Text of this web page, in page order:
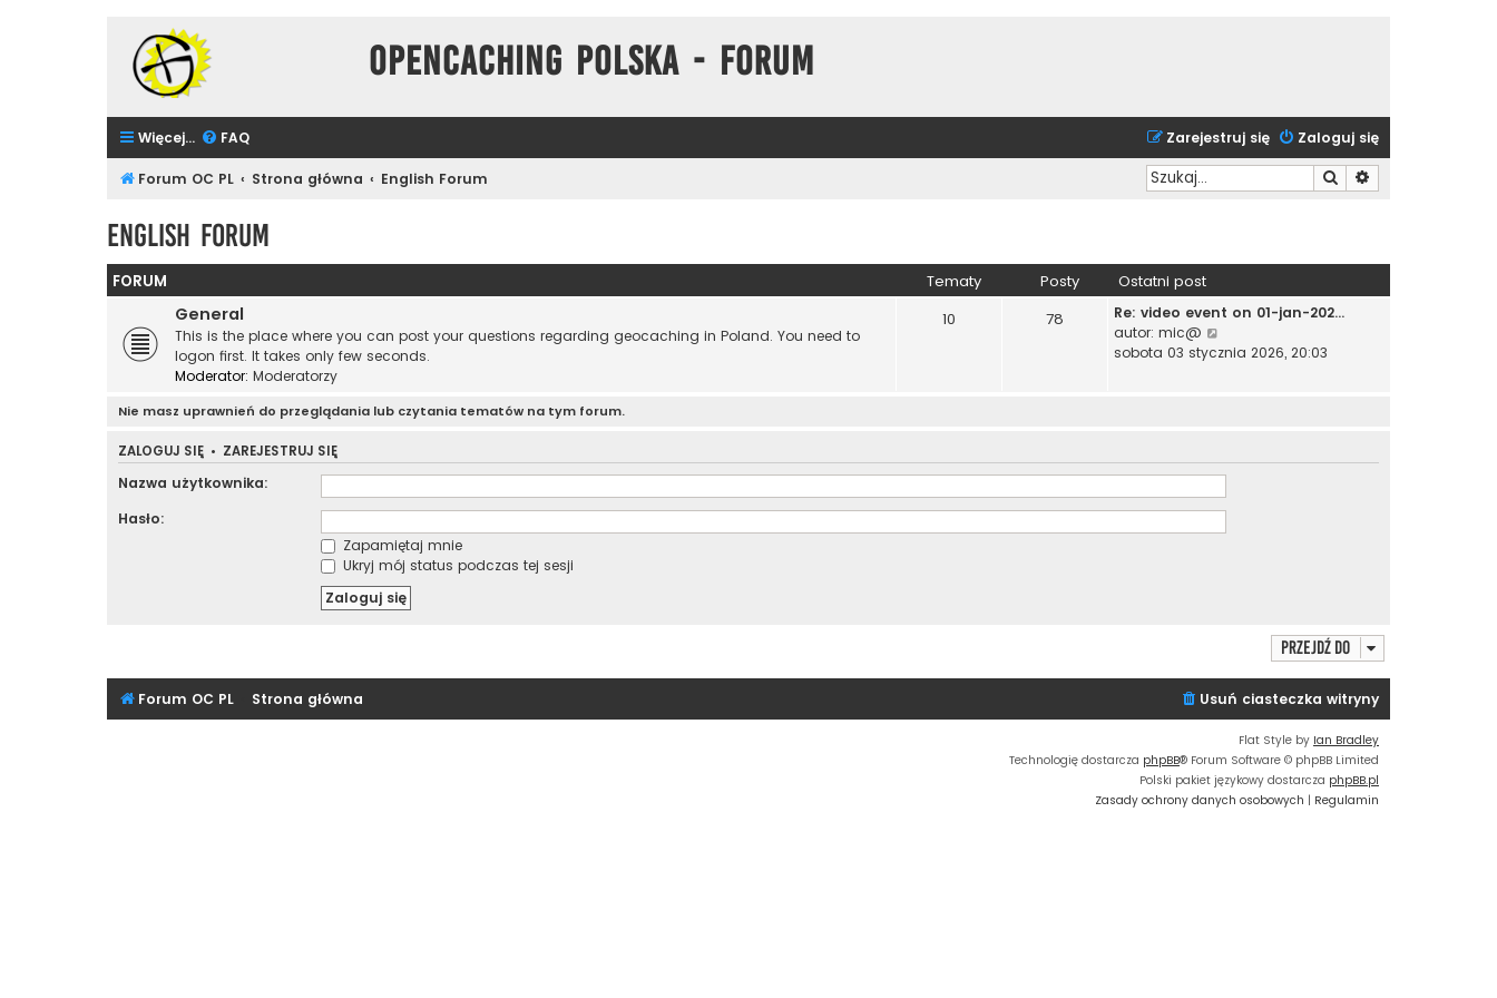
Opencaching Polska - Forum
Więcej… FAQ Zaloguj się
Zarejestruj się
Forum OC PL Strona główna English Forum Szukaj
English Forum
FORUM Tematy Posty Ostatni post
General
This is the place where you can post your questions regarding geocaching in Poland. You need to
logon first. It takes only few seconds.
Moderator: Moderatorzy
10 78
Re: video event on 01-jan-202…
autor: mic@
y
l
a
j
o
sobota 03 stycznia 2026, 20:03
Nie masz uprawnień do przeglądania lub czytania tematów na tym forum.
ZALOGUJ SIĘ • ZAREJESTRUJ SIĘ
Nazwa użytkownika:
Hasło:
Zapamiętaj mnie
Ukryj mój status podczas tej sesji
Przejdź do
Forum OC PL Strona główna Usuń ciasteczka witryny
Flat Style by Ian Bradley
Technologię dostarcza phpBB® Forum Software © phpBB Limited
Polski pakiet językowy dostarcza phpBB.pl
Zasady ochrony danych osobowych | Regulamin